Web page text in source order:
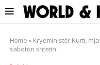
Home » Kryeministër Kurti,
saboton shtetin.